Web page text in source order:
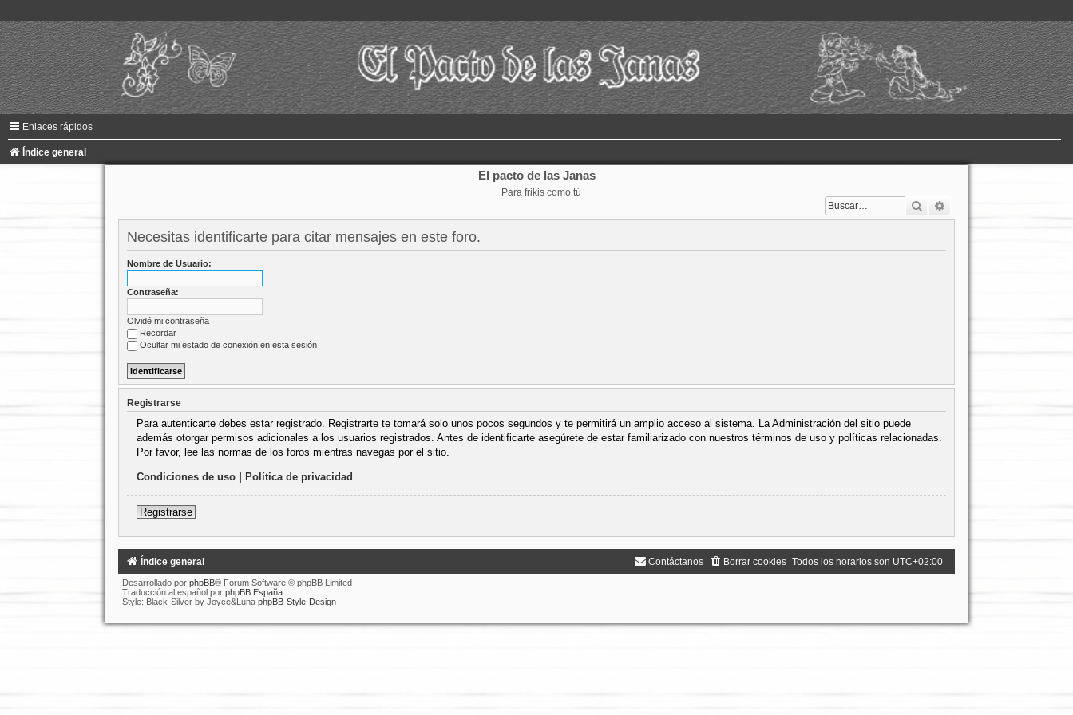
Enlaces rápidos
Índice general
El pacto de las Janas
Para frikis como tú
Buscar
Necesitas identificarte para citar mensajes en este foro.
Nombre de Usuario:
Contraseña:
Olvidé mi contraseña
Recordar
Ocultar mi estado de conexión en esta sesión
Registrarse
Para autenticarte debes estar registrado. Registrarte te tomará solo unos pocos segundos y te permitirá un amplio acceso al sistema. La Administración del sitio puede
además otorgar permisos adicionales a los usuarios registrados. Antes de identificarte asegúrete de estar familiarizado con nuestros términos de uso y políticas relacionadas.
Por favor, lee las normas de los foros mientras navegas por el sitio.
Condiciones de uso| Política de privacidad
Registrarse
Índice general Todos los horarios son UTC+02:00
Borrar cookies
Contáctanos
Desarrollado por phpBB® Forum Software © phpBB Limited
Traducción al español por phpBB España
Style: Black-Silver by Joyce&Luna phpBB-Style-Design